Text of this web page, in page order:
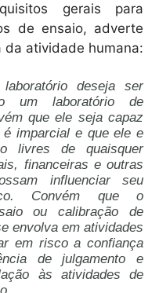
gerais para
de ensaio, adverte
da atividade humana:
deseja ser
um laboratório de
que ele seja capaz
é imparcial e que ele e
livres de quaisquer
financeiras e outras
influenciar seu
Convém que o
ou calibração de
envolva em atividades
em risco a confiança
de julgamento e
às atividades de